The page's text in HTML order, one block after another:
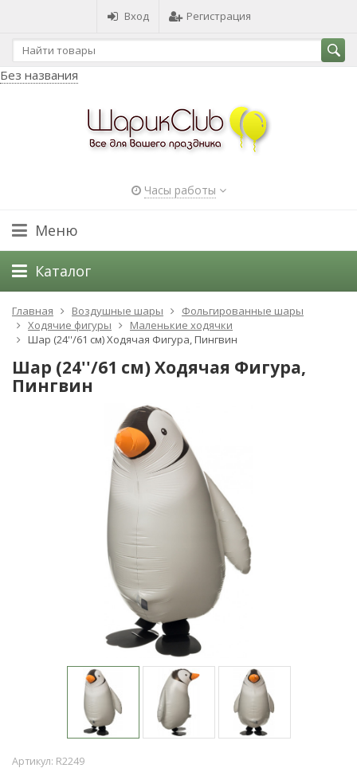
Вход Регистрация
Без названия
Часы работы
Меню
Каталог
Главная Воздушные шары
Фольгированные шары
Ходячие фигуры
Маленькие ходячки
Шар (24''/61 см) Ходячая Фигура, Пингвин
Шар (24''/61 см) Ходячая Фигура,
Пингвин
Артикул: R2249